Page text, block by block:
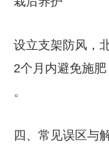
设立支架防风，
2个月内避免施
。
四、常见误区与